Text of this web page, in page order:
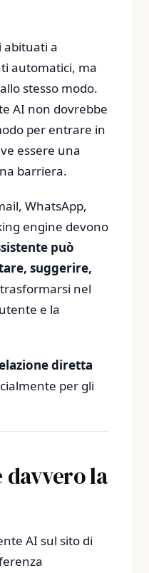
abituati a
automatici, ma
stesso modo.
AI non dovrebbe
per entrare in
essere una
barriera.
WhatsApp,
engine devono
può
suggerire,
nel
e la
diretta
per gli
davvero la
AI sul sito di